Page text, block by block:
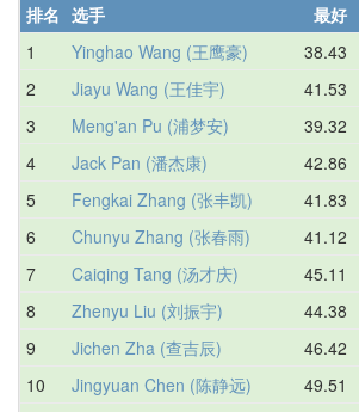
排名 选手 最好
1
Yinghao Wang (王鹰豪) 38.43
2 Jiayu Wang (王佳宇) 41.53
3 Meng'an Pu (浦梦安) 39.32
4 Jack Pan (潘杰康) 42.86
5 Fengkai Zhang (张丰凯) 41.83
6 Chunyu Zhang (张春雨) 41.12
7 Caiqing Tang (汤才庆) 45.11
8 Zhenyu Liu (刘振宇) 44.38
9 Jichen Zha (查吉辰) 46.42
10 Jingyuan Chen (陈静远) 49.51